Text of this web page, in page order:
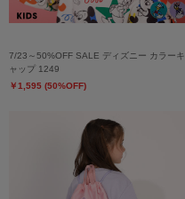
7/23～50%OFF SALE ディズニー カラーキ
ャップ 1249
￥1,595 (50%OFF)